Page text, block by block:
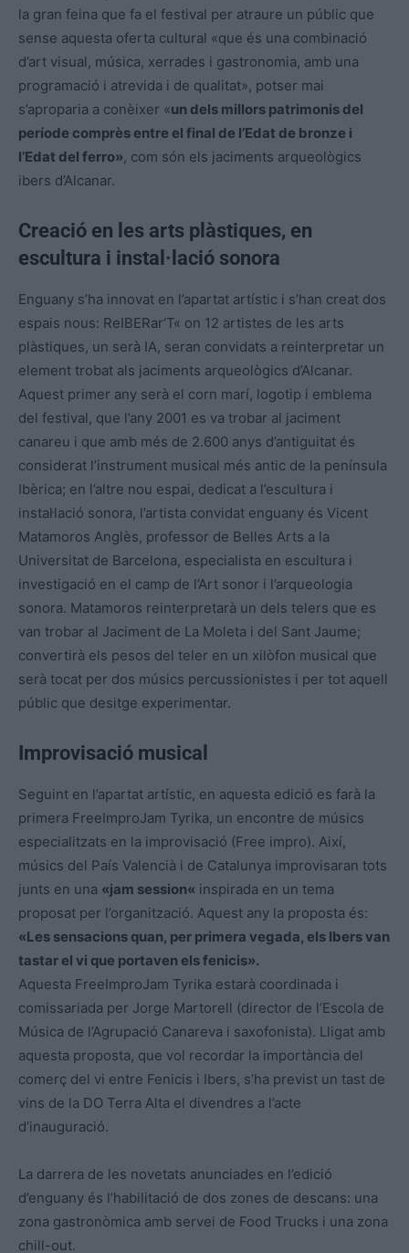
la gran feina que fa el festival per atraure un públic que
sense aquesta oferta cultural «que és una combinació
d’art visual, música, xerrades i gastronomia, amb una
programació i atrevida i de qualitat», potser mai
s’aproparia a conèixer «un dels millors patrimonis del
període comprès entre el final de l’Edat de bronze i
l’Edat del ferro», com són els jaciments arqueològics
ibers d’Alcanar.
Creació en les arts plàstiques, en
escultura i instal·lació sonora
Enguany s’ha innovat en l’apartat artístic i s’han creat dos
espais nous: ReIBERar‘T« on 12 artistes de les arts
plàstiques, un serà IA, seran convidats a reinterpretar un
element trobat als jaciments arqueològics d’Alcanar.
Aquest primer any serà el corn marí, logotip i emblema
del festival, que l’any 2001 es va trobar al jaciment
canareu i que amb més de 2.600 anys d’antiguitat és
considerat l’instrument musical més antic de la península
Ibèrica; en l’altre nou espai, dedicat a l’escultura i
instal·lació sonora, l’artista convidat enguany és Vicent
Matamoros Anglès, professor de Belles Arts a la
Universitat de Barcelona, especialista en escultura i
investigació en el camp de l’Art sonor i l’arqueologia
sonora. Matamoros reinterpretarà un dels telers que es
van trobar al Jaciment de La Moleta i del Sant Jaume;
convertirà els pesos del teler en un xilòfon musical que
serà tocat per dos músics percussionistes i per tot aquell
públic que desitge experimentar.
Improvisació musical
Seguint en l’apartat artístic, en aquesta edició es farà la
primera FreeImproJam Tyrika, un encontre de músics
especialitzats en la improvisació (Free impro). Així,
músics del País Valencià i de Catalunya improvisaran tots
junts en una «jam session« inspirada en un tema
proposat per l’organització. Aquest any la proposta és:
«Les sensacions quan, per primera vegada, els Ibers van
tastar el vi que portaven els fenicis».
Aquesta FreeImproJam Tyrika estarà coordinada i
comissariada per Jorge Martorell (director de l’Escola de
Música de l’Agrupació Canareva i saxofonista). Lligat amb
aquesta proposta, que vol recordar la importància del
comerç del vi entre Fenicis i Ibers, s’ha previst un tast de
vins de la DO Terra Alta el divendres a l’acte
d’inauguració.
La darrera de les novetats anunciades en l’edició
d’enguany és l’habilitació de dos zones de descans: una
zona gastronòmica amb servei de Food Trucks i una zona
chill-out.